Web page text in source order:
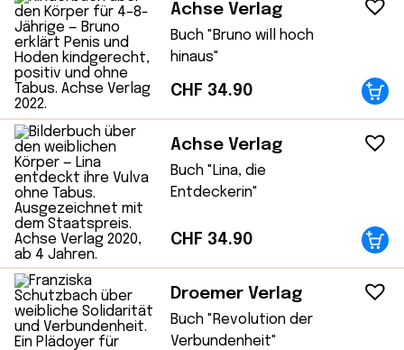
Achse Verlag
Buch "Bruno will hoch
hinaus"
CHF 34.90
Achse Verlag
Buch "Lina, die
Entdeckerin"
CHF 34.90
Droemer Verlag
Buch "Revolution der
Verbundenheit"